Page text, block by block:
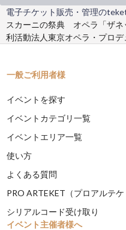
電子チケット販売・管理の
スカーニの祭典 オペラ「ザネ
利活動法人東京オペラ・プロデ
一般ご利用者様
イベントを探す
イベントカテゴリ一覧
イベントエリア一覧
使い方
よくある質問
PRO ARTEKET（プロアルテケ
シリアルコード受け取り
イベント主催者様へ